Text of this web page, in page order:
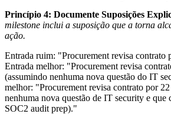
Princípio 4: Documente Suposições
milestone inclui a suposição que a torna
ação.
Entrada ruim: "Procurement revisa contrato
Entrada melhor: "Procurement revisa
(assumindo nenhuma nova questão do IT
melhor: "Procurement revisa contrato por 22
nenhuma nova questão de IT security e que
SOC2 audit prep)."